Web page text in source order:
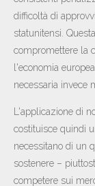
difficoltà di
statunitensi.
compromettere la
l'economia
necessaria invece
L'applicazione di
costituisce quindi
necessitano di un
sostenere –
competere sui